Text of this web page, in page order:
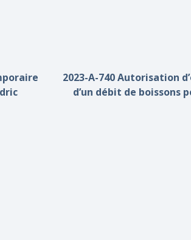
2023-A-740 Autorisation
d’un débit de boissons